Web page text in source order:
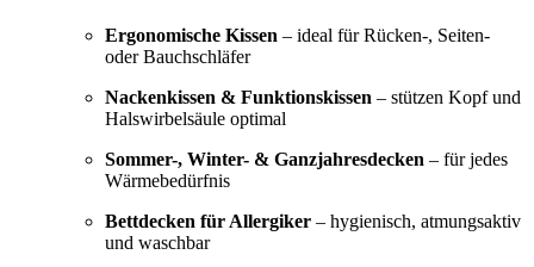
Ergonomische Kissen – ideal für Rücken-, Seiten-
oder Bauchschläfer
Nackenkissen & Funktionskissen – stützen Kopf und
Halswirbelsäule optimal
Sommer-, Winter- & Ganzjahresdecken – für jedes
Wärmebedürfnis
Bettdecken für Allergiker – hygienisch, atmungsaktiv
und waschbar